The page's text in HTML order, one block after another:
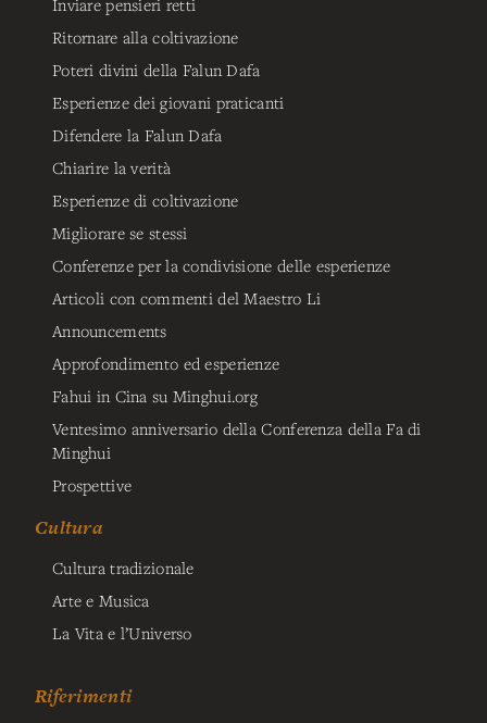
Ritornare alla coltivazione
Poteri divini della Falun Dafa
Esperienze dei giovani praticanti
Difendere la Falun Dafa
Chiarire la verità
Esperienze di coltivazione
Migliorare se stessi
Conferenze per la condivisione delle esperienze
Articoli con commenti del Maestro Li
Announcements
Approfondimento ed esperienze
Fahui in Cina su Minghui.org
Ventesimo anniversario della Conferenza della Fa di
Minghui
Prospettive
Cultura
Cultura tradizionale
Arte e Musica
La Vita e l’Universo
Riferimenti